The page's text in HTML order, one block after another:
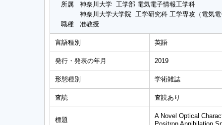
所属
神奈川大学 工学部 電気電子情報工学科
神奈川大学大学院 工学研究科 工学専攻（電気
職種
准教授
言語種別 英語
発行・発表の年月 2019
形態種別 学術雑誌
査読 査読あり
標題
A Novel Optical